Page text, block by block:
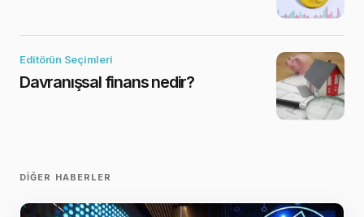
Editörün Seçimleri
Davranışsal finans nedir?
DIĞER HABERLER